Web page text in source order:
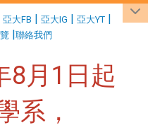
亞大FB | 亞大IG | 亞大YT |
|聯絡我們
8月1日起
系，